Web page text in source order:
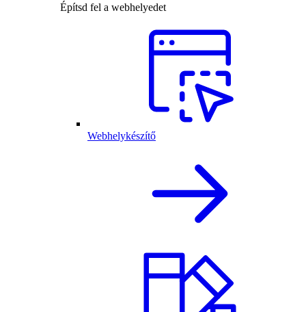
Építsd fel a webhelyedet
Webhelykészítő